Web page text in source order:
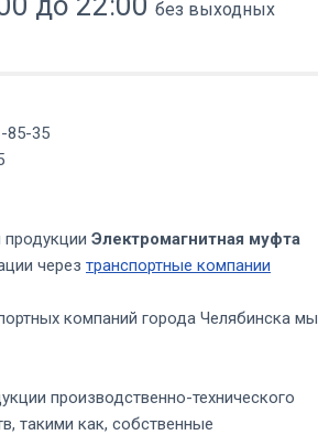
без выходных
85-35
Электромагнитная муфта
через транспортные компании
компаний города Челябинска мы
производственно-технического
такими как, собственные